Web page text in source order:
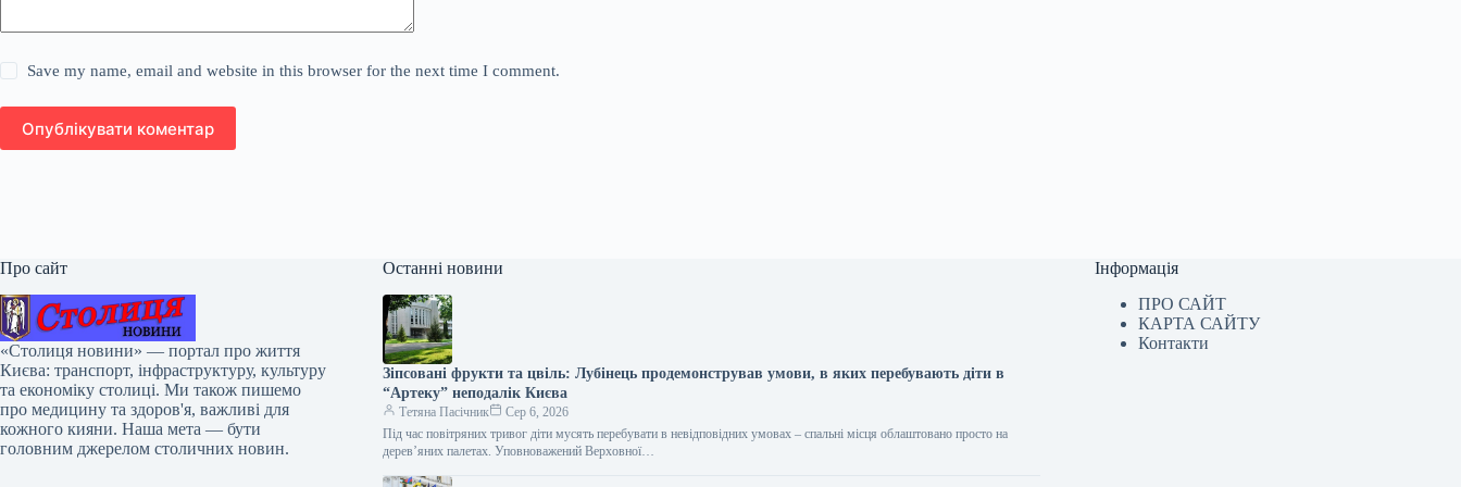
Save my name, email and website in this browser for the next time I comment.
Опублікувати коментар
Про сайт
«Столиця новини» — портал про життя
Києва: транспорт, інфраструктуру, культуру
та економіку столиці. Ми також пишемо
про медицину та здоров'я, важливі для
кожного кияни. Наша мета — бути
головним джерелом столичних новин.
Останні новини
Зіпсовані фрукти та цвіль: Лубінець продемонстрував умови, в яких перебувають діти в
“Артеку” неподалік Києва
Тетяна Пасічник
Сер 6, 2026
Під час повітряних тривог діти мусять перебувати в невідповідних умовах – спальні місця облаштовано просто на
дерев’яних палетах. Уповноважений Верховної…
Інформація
ПРО САЙТ
КАРТА САЙТУ
Контакти